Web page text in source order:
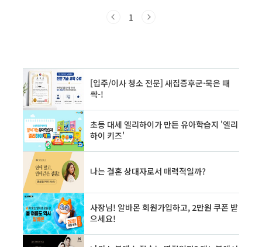
자)이같은 질병·사고로같은 보장을두 개 이상의
1개 + 어린이보험이 기본. 태아보험 해지 시기 체
크!배우자: 암/심혈관 진단금 중복 확인. 종신보
험은 수요자만 가입.부모님: 고령자 실손은 유병
자 플랜으로. 치매·간병보험 고려!🔍 보험 중복
피하..
1